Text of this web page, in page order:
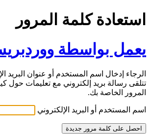
استعادة كلمة المرور
يعمل بواسطة
الرجاء إدخال اسم المستخدم أو عنوان البريد
تتلقى رسالة بريد إلكتروني مع تعليمات حول
المرور الخاصة بك.
اسم المستخدم أو البريد الإلكتروني